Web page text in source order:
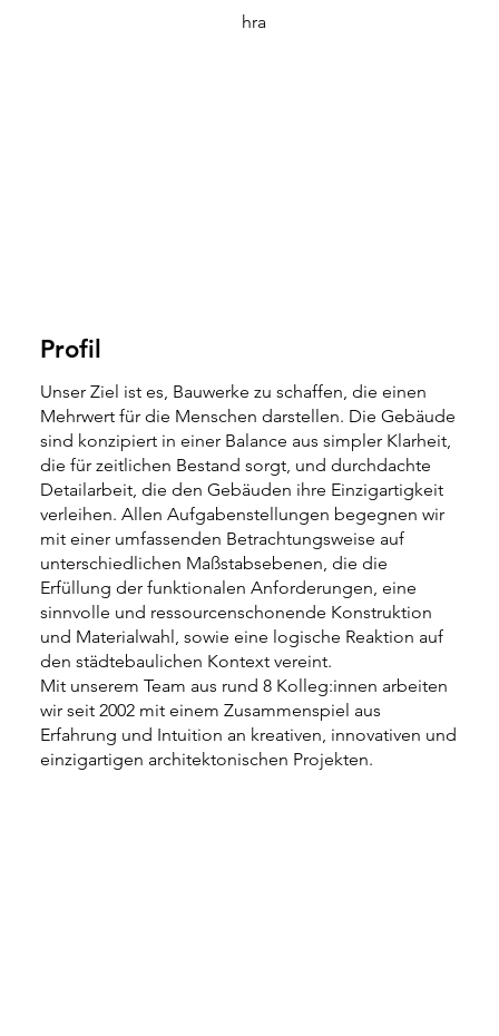
hra
Profil
Unser Ziel ist es, Bauwerke zu schaffen, die einen
Mehrwert für die Menschen darstellen. Die Gebäude
sind konzipiert in einer Balance aus simpler Klarheit,
die für zeitlichen Bestand sorgt, und durchdachte
Detailarbeit, die den Gebäuden ihre Einzigartigkeit
verleihen. Allen Aufgabenstellungen begegnen wir
mit einer umfassenden Betrachtungsweise auf
unterschiedlichen Maßstabsebenen, die die
Erfüllung der funktionalen Anforderungen, eine
sinnvolle und ressourcenschonende Konstruktion
und Materialwahl, sowie eine logische Reaktion auf
den städtebaulichen Kontext vereint.
Mit unserem Team aus rund 8 Kolleg:innen arbeiten
wir seit 2002 mit einem Zusammenspiel aus
Erfahrung und Intuition an kreativen, innovativen und
einzigartigen architektonischen Projekten.